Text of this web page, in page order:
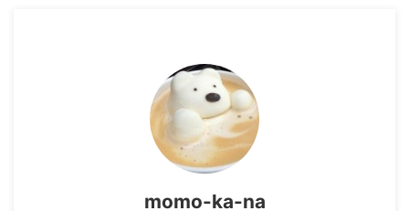
momo-ka-na